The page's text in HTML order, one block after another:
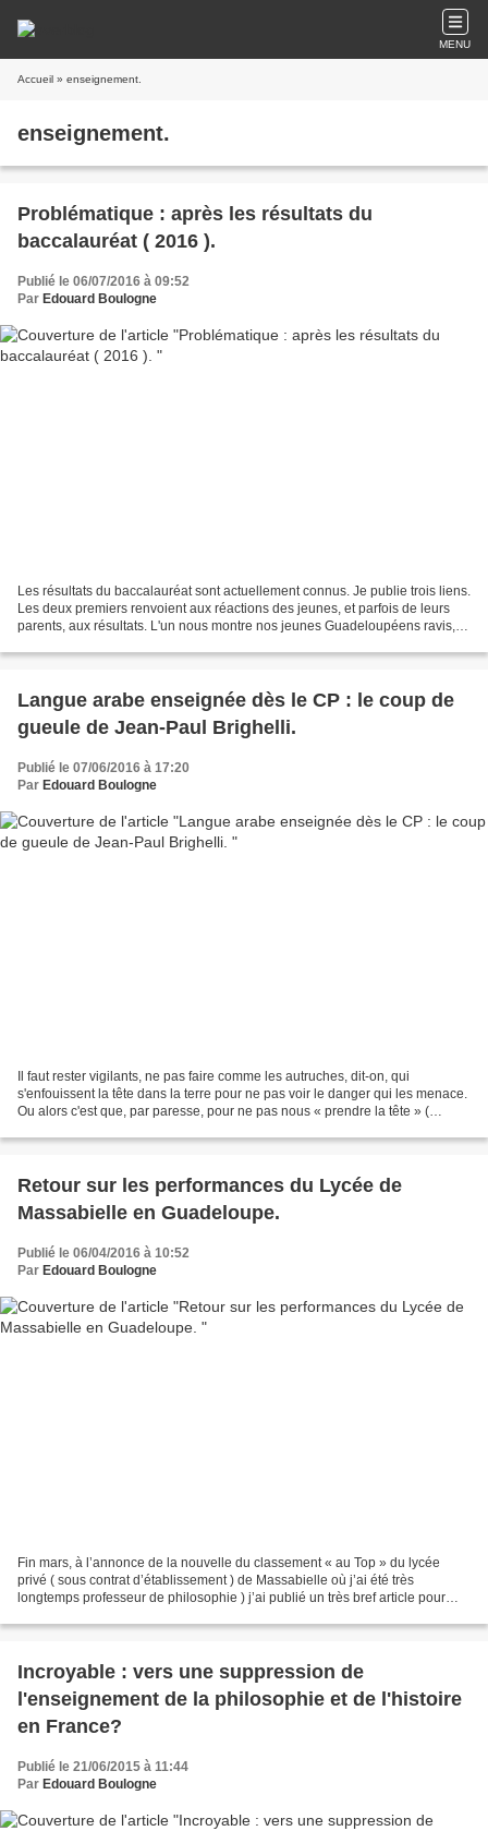
MENU
Accueil » enseignement.
enseignement.
Problématique : après les résultats du
baccalauréat ( 2016 ).
Publié le 06/07/2016 à 09:52
Par Edouard Boulogne
Les résultats du baccalauréat sont actuellement connus. Je publie trois liens.
Les deux premiers renvoient aux réactions des jeunes, et parfois de leurs
parents, aux résultats. L'un nous montre nos jeunes Guadeloupéens ravis,
Langue arabe enseignée dès le CP : le coup de
gueule de Jean-Paul Brighelli.
Publié le 07/06/2016 à 17:20
Par Edouard Boulogne
Il faut rester vigilants, ne pas faire comme les autruches, dit-on, qui
s'enfouissent la tête dans la terre pour ne pas voir le danger qui les menace.
Ou alors c'est que, par paresse, pour ne pas nous « prendre la tête » (
Retour sur les performances du Lycée de
Massabielle en Guadeloupe.
Publié le 06/04/2016 à 10:52
Par Edouard Boulogne
Fin mars, à l’annonce de la nouvelle du classement « au Top » du lycée
privé ( sous contrat d’établissement ) de Massabielle où j’ai été très
longtemps professeur de philosophie ) j’ai publié un très bref article pour
Incroyable : vers une suppression de
l'enseignement de la philosophie et de l'histoire
en France?
Publié le 21/06/2015 à 11:44
Par Edouard Boulogne